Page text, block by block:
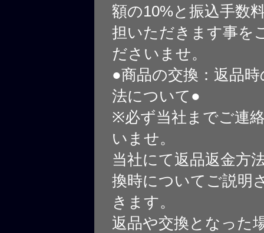
額の10%と振込手数
担いただきます事を
ださいませ。
●商品の交換：返品
法について●
※必ず当社までご連
いませ。
当社にて返品返金方
換時についてご説明
きます。
返品や交換となった